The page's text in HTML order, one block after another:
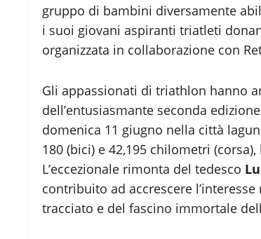
gruppo di bambini diversamente
i suoi giovani aspiranti triatleti
organizzata in collaborazione con
Gli appassionati di triathlon hanno
dell’entusiasmante seconda
domenica 11 giugno nella città
180 (bici) e 42,195 chilometri
L’eccezionale rimonta del tedesco
contribuito ad accrescere
tracciato e del fascino immortale